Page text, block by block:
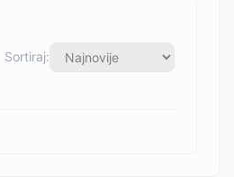
Sortiraj: